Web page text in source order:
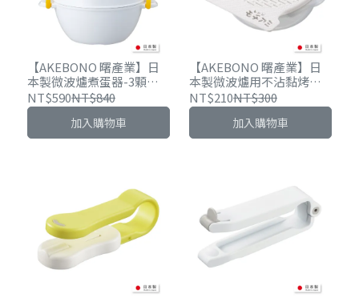
【AKEBONO 曙產業】日
本製微波爐煮蛋器-3顆蛋
用
NT$590NT$840
加入購物車
【AKEBONO 曙產業】日
本製微波爐用不沾黏烤麻
糬盤組（附碗）
NT$210NT$300
加入購物車